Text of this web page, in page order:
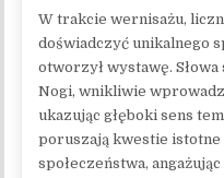
W trakcie wernisażu,
doświadczyć unikalnego
otworzył wystawę.
Nogi, wnikliwie
ukazując głęboki sens
poruszają kwestie istotne
społeczeństwa,